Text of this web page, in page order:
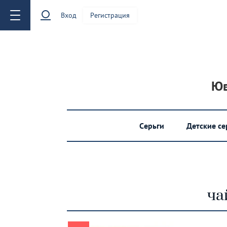
Вход Регистрация
Серьги Детские